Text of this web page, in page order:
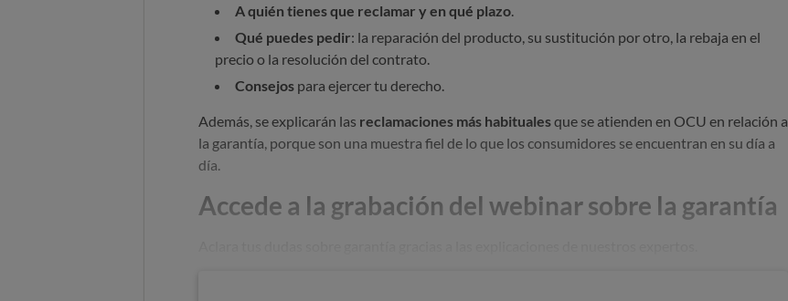
A quién tienes que reclamar y en qué plazo.
Qué puedes pedir: la reparación del producto, su sustitución por otro, la rebaja en el
precio o la resolución del contrato.
Consejos para ejercer tu derecho.
Además, se explicarán las reclamaciones más habitualesque se atienden en OCU en relación a
la garantía, porque son una muestra fiel de lo que los consumidores se encuentran en su día a
día.
Accede a la grabación del webinar sobre la garantía